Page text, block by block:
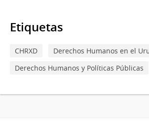
Etiquetas
CHRXD
Derechos Humanos en el
Derechos Humanos y Políticas Públicas